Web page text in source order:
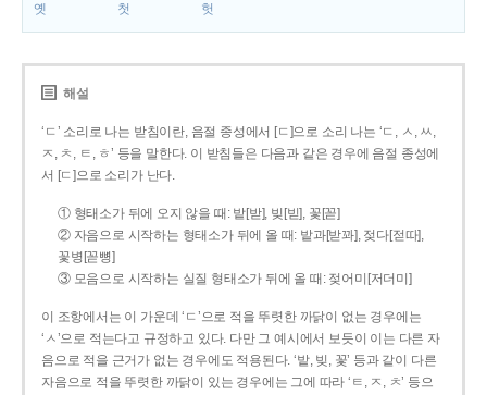
옛
첫 헛
해설
‘ㄷ’ 소리로 나는 받침이란, 음절 종성에서 [ㄷ]으로 소리 나는 ‘ㄷ, ㅅ, ㅆ,
ㅈ, ㅊ, ㅌ, ㅎ’ 등을 말한다. 이 받침들은 다음과 같은 경우에 음절 종성에
서 [ㄷ]으로 소리가 난다.
① 형태소가 뒤에 오지 않을 때: 밭[받], 빚[빋], 꽃[꼳]
② 자음으로 시작하는 형태소가 뒤에 올 때: 밭과[받꽈], 젖다[젇따],
꽃병[꼳뼝]
③ 모음으로 시작하는 실질 형태소가 뒤에 올 때: 젖어미[저더미]
이 조항에서는 이 가운데 ‘ㄷ’으로 적을 뚜렷한 까닭이 없는 경우에는
‘ㅅ’으로 적는다고 규정하고 있다. 다만 그 예시에서 보듯이 이는 다른 자
음으로 적을 근거가 없는 경우에도 적용된다. ‘밭, 빚, 꽃’ 등과 같이 다른
자음으로 적을 뚜렷한 까닭이 있는 경우에는 그에 따라 ‘ㅌ, ㅈ, ㅊ’ 등으